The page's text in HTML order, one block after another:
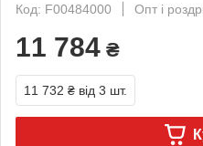
Код: F00484000
Опт і
11 784 ₴
11 732 ₴ від 3 шт.